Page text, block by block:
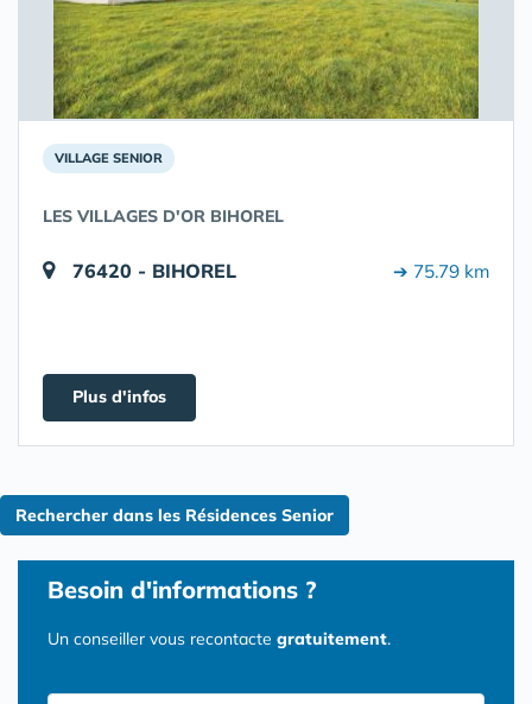
VILLAGE SENIOR
LES VILLAGES D'OR BIHOREL
76420 - BIHOREL ➔ 75.79 km
Plus d'infos
Rechercher dans les Résidences Senior
Besoin d'informations ?
Un conseiller vous recontacte gratuitement.